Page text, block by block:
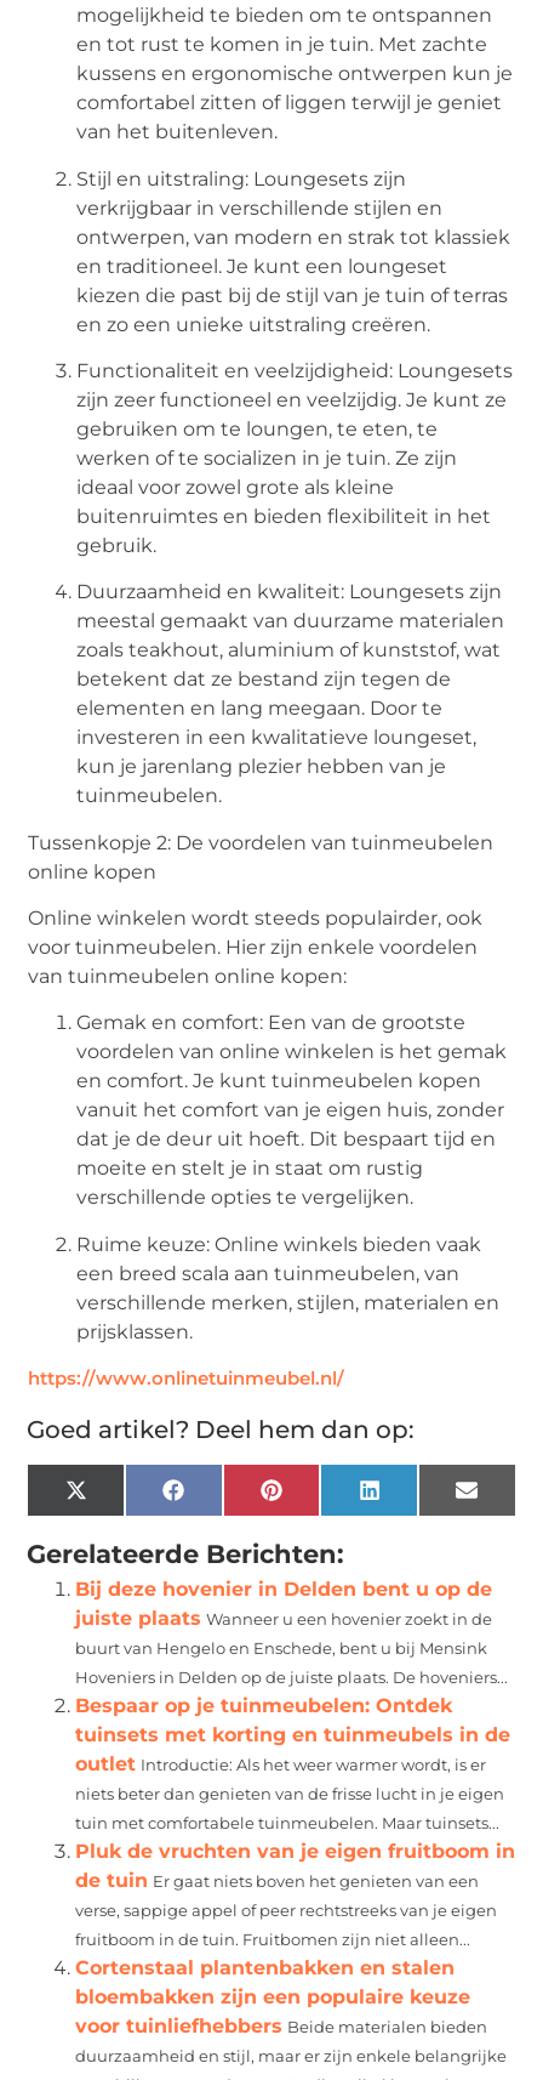
mogelijkheid te bieden om te ontspannen
en tot rust te komen in je tuin. Met zachte
kussens en ergonomische ontwerpen kun je
comfortabel zitten of liggen terwijl je geniet
van het buitenleven.
Stijl en uitstraling: Loungesets zijn
verkrijgbaar in verschillende stijlen en
ontwerpen, van modern en strak tot klassiek
en traditioneel. Je kunt een loungeset
kiezen die past bij de stijl van je tuin of terras
en zo een unieke uitstraling creëren.
Functionaliteit en veelzijdigheid: Loungesets
zijn zeer functioneel en veelzijdig. Je kunt ze
gebruiken om te loungen, te eten, te
werken of te socializen in je tuin. Ze zijn
ideaal voor zowel grote als kleine
buitenruimtes en bieden flexibiliteit in het
gebruik.
Duurzaamheid en kwaliteit: Loungesets zijn
meestal gemaakt van duurzame materialen
zoals teakhout, aluminium of kunststof, wat
betekent dat ze bestand zijn tegen de
elementen en lang meegaan. Door te
investeren in een kwalitatieve loungeset,
kun je jarenlang plezier hebben van je
tuinmeubelen.
Tussenkopje 2: De voordelen van tuinmeubelen
online kopen
Online winkelen wordt steeds populairder, ook
voor tuinmeubelen. Hier zijn enkele voordelen
van tuinmeubelen online kopen:
Gemak en comfort: Een van de grootste
voordelen van online winkelen is het gemak
en comfort. Je kunt tuinmeubelen kopen
vanuit het comfort van je eigen huis, zonder
dat je de deur uit hoeft. Dit bespaart tijd en
moeite en stelt je in staat om rustig
verschillende opties te vergelijken.
Ruime keuze: Online winkels bieden vaak
een breed scala aan tuinmeubelen, van
verschillende merken, stijlen, materialen en
prijsklassen.
https://www.onlinetuinmeubel.nl/
Goed artikel? Deel hem dan op:
X
(Twitter)
FacebookPinterest LinkedIn Email
Gerelateerde Berichten:
Bij deze hovenier in Delden bent u op de
juiste plaats Wanneer u een hovenier zoekt in de
buurt van Hengelo en Enschede, bent u bij Mensink
Hoveniers in Delden op de juiste plaats. De hoveniers...
Bespaar op je tuinmeubelen: Ontdek
tuinsets met korting en tuinmeubels in de
outlet Introductie: Als het weer warmer wordt, is er
niets beter dan genieten van de frisse lucht in je eigen
tuin met comfortabele tuinmeubelen. Maar tuinsets...
Pluk de vruchten van je eigen fruitboom in
de tuin Er gaat niets boven het genieten van een
verse, sappige appel of peer rechtstreeks van je eigen
fruitboom in de tuin. Fruitbomen zijn niet alleen...
Cortenstaal plantenbakken en stalen
bloembakken zijn een populaire keuze
voor tuinliefhebbers Beide materialen bieden
duurzaamheid en stijl, maar er zijn enkele belangrijke